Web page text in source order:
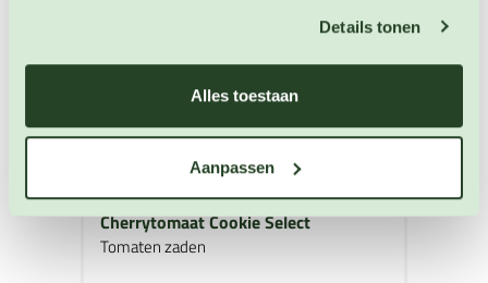
Details tonen
Alles toestaan
Aanpassen
Cherrytomaat Cookie Select
Tomaten zaden